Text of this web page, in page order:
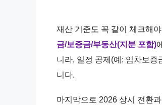
재산 기준도 꼭 같이 체크해
금/보증금/부동산(지분 포함)
니라, 일정 공제(예: 임차보
니다.
마지막으로 2026 상시 전환